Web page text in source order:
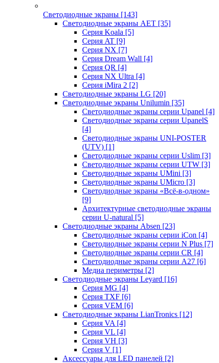
Светодиодные экраны [143]
Светодиодные экраны AET [35]
Cерия Koala [5]
Серия AT [9]
Серия NX [7]
Серия Dream Wall [4]
Серия QR [4]
Серия NX Ultra [4]
Серия iMira 2 [2]
Светодиодные экраны LG [20]
Светодиодные экраны Unilumin [35]
Светодиодные экраны серии Upanel [4]
Светодиодные экраны серии UpanelS
[4]
Светодиодные экраны UNI-POSTER
(UTV) [1]
Светодиодные экраны серии Uslim [3]
Светодиодные экраны серии UTW [3]
Светодиодные экраны UMini [3]
Светодиодные экраны UMicro [3]
Светодиодные экраны «Всё-в-одном»
[9]
Архитектурные светодиодные экраны
серии U-natural [5]
Светодиодные экраны Absen [23]
Светодиодные экраны серии iCon [4]
Светодиодные экраны серии N Plus [7]
Светодиодные экраны серии CR [4]
Светодиодные экраны серии А27 [6]
Медиа периметры [2]
Светодиодные экраны Leyard [16]
Серия MG [4]
Серия TXF [6]
Серия VEM [6]
Светодиодные экраны LianTronics [12]
Серия VA [4]
Серия VL [4]
Серия VH [3]
Серия V [1]
Аксессуары для LED панелей [2]